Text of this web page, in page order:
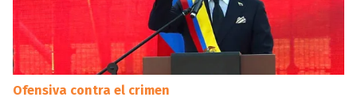
Ofensiva contra el crimen